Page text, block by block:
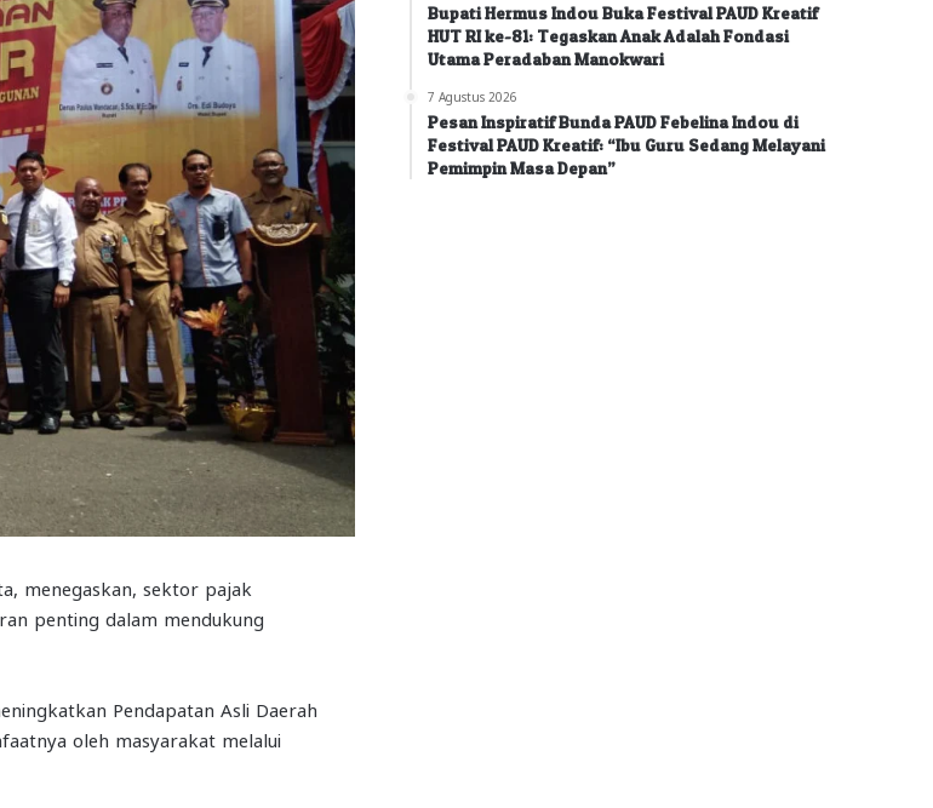
menegaskan, sektor pajak
penting dalam mendukung
Pendapatan Asli Daerah
oleh masyarakat melalui
Bupati Hermus Indou Buka Festival PAUD Kreatif
HUT RI ke-81: Tegaskan Anak Adalah Fondasi
Utama Peradaban Manokwari
7 Agustus 2026
Pesan Inspiratif Bunda PAUD Febelina Indou di
Festival PAUD Kreatif: “Ibu Guru Sedang Melayani
Pemimpin Masa Depan”